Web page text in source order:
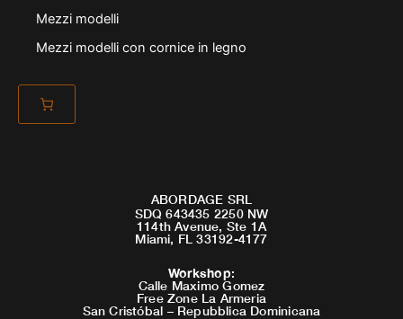
Mezzi modelli
Mezzi modelli con cornice in legno
ABORDAGE SRL
SDQ 643435 2250 NW
114th Avenue, Ste 1A
Miami, FL 33192-4177
Workshop:
Calle Maximo Gomez
Free Zone La Armeria
San Cristóbal – Repubblica Dominicana